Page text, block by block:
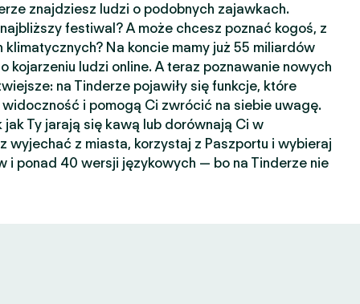
znajdziesz ludzi o podobnych zajawkach.
festiwal? A może chcesz poznać kogoś, z
klimatycznych? Na koncie mamy już 55 miliardów
kojarzeniu ludzi online. A teraz poznawanie nowych
na Tinderze pojawiły się funkcje, które
i pomogą Ci zwrócić na siebie uwagę.
Ty jarają się kawą lub dorównają Ci w
wyjechać z miasta, korzystaj z Paszportu i wybieraj
i ponad 40 wersji językowych — bo na Tinderze nie